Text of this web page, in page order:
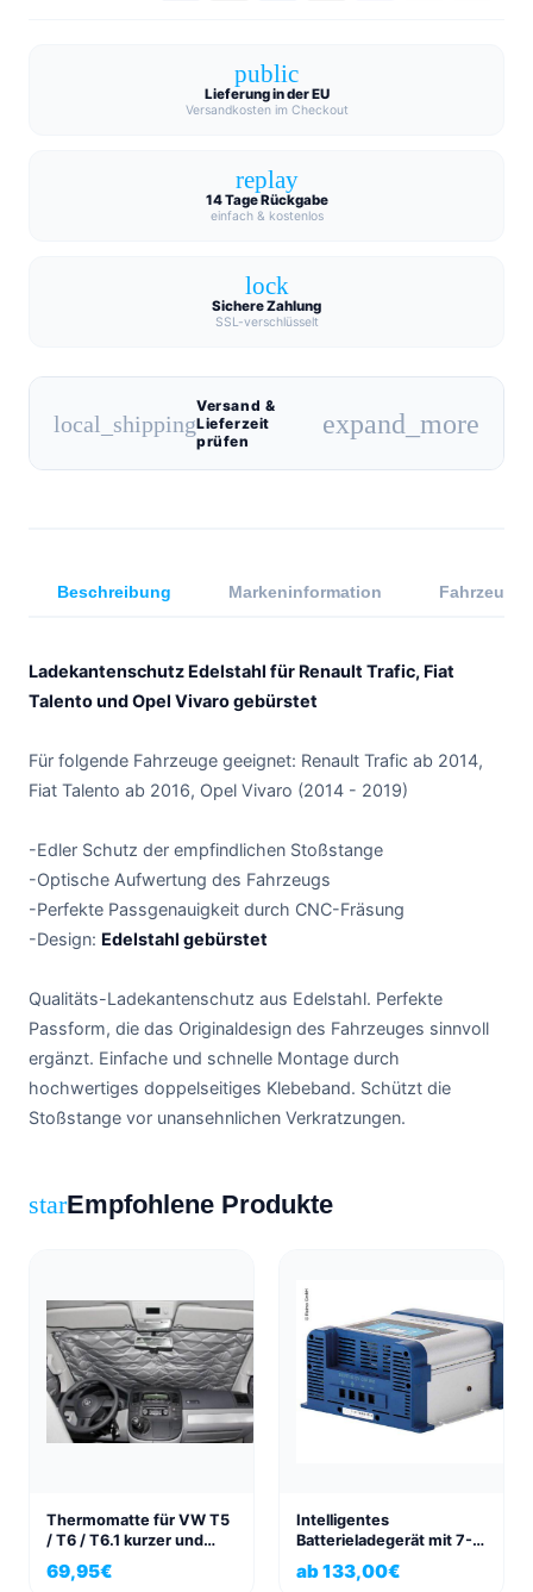
public
Lieferung in der EU
Versandkosten im Checkout
replay
14 Tage Rückgabe
einfach & kostenlos
lock
Sichere Zahlung
SSL-verschlüsselt
local_shipping
Versand &
Lieferzeit
prüfen
expand_more
Beschreibung Markeninformation
Ladekantenschutz Edelstahl für Renault Trafic, Fiat
Talento und Opel Vivaro gebürstet
Für folgende Fahrzeuge geeignet: Renault Trafic ab 2014,
Fiat Talento ab 2016, Opel Vivaro (2014 - 2019)
-Edler Schutz der empfindlichen Stoßstange
-Optische Aufwertung des Fahrzeugs
-Perfekte Passgenauigkeit durch CNC-Fräsung
-Design: Edelstahl gebürstet
Qualitäts-Ladekantenschutz aus Edelstahl. Perfekte
Passform, die das Originaldesign des Fahrzeuges sinnvoll
ergänzt. Einfache und schnelle Montage durch
hochwertiges doppelseitiges Klebeband. Schützt die
Stoßstange vor unansehnlichen Verkratzungen.
starEmpfohlene Produkte
Thermomatte für VW T5
/ T6 / T6.1 kurzer und
langer Radstand
Fahrgastraum 3-tlg.
69,95€
Intelligentes
Batterieladegerät mit 7-
stufiger Switch-Mode
Technologie 10/15A
ab133,00€